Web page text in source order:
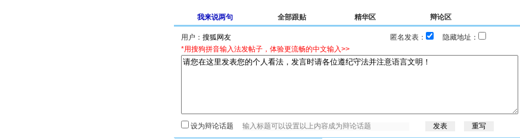
我来说两句 全部跟贴 精华区 辩论区
用户： 匿名发表：
隐藏地址：
*用搜狗拼音输入法发帖子，体验更流畅的中文输入>>
设为辩论话题